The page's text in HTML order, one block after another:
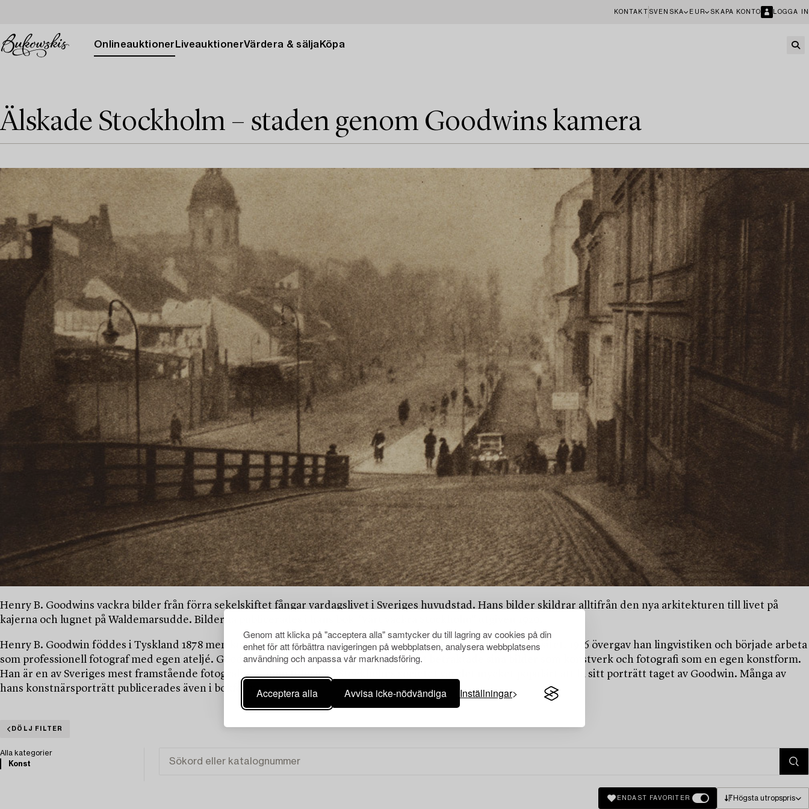
Genom att klicka på "acceptera alla" samtycker du till lagring av cookies på din
enhet för att förbättra navigeringen på webbplatsen, analysera webbplatsens
användning och anpassa vår marknadsföring.
Acceptera alla Avvisa icke-nödvändiga Inställningar
KONTAKT SVENSKA EUR SKAPA KONTO LOGGA IN
Onlineauktioner LiveauktionerVärdera & sälja Köpa
Älskade Stockholm – staden genom Goodwins kamera
Henry B. Goodwins vackra bilder från förra sekelskiftet fångar vardagslivet i Sveriges huvudstad. Hans bilder skildrar alltifrån den nya arkitekturen till livet på
kajerna och lugnet på Waldemarsudde. Bilderna publicerades i hans bok "Vårt vackra Stockholm" utgiven 1920.
Henry B. Goodwin föddes i Tyskland 1878 men kom 1904 till Sverige för att undervisa i tyska på Uppsala universitet. 1916 övergav han lingvistiken och började arbeta
som professionell fotograf med egen ateljé. Goodwin var en av de fotografer som tidigt betraktade sina bilder som konstverk och fotografi som en egen konstform.
Han är en av Sveriges mest framstående fotografer genom tiderna. I Stockholms societet var det mycket populärt att få sitt porträtt taget av Goodwin. Många av
hans konstnärsporträtt publicerades även i bokform.
DÖLJ FILTER
Alla kategorier
Konst
ENDAST FAVORITER Högsta utropspris